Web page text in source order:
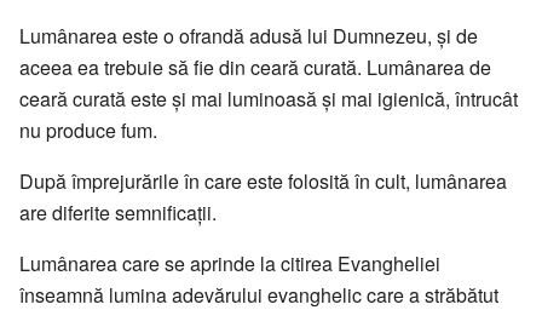
Lumânarea este o ofrandă adusă lui Dumnezeu, și de
aceea ea trebuie să fie din ceară curată. Lumânarea de
ceară curată este și mai luminoasă și mai igienică, întrucât
nu produce fum.
După împrejurările în care este folosită în cult, lumânarea
are diferite semnificații.
Lumânarea care se aprinde la citirea Evangheliei
înseamnă lumina adevărului evanghelic care a străbătut